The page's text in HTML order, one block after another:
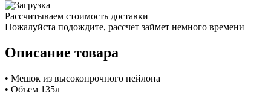
Рассчитываем стоимость доставки
Пожалуйста подождите, рассчет займет немного времени
Описание товара
• Мешок из высокопрочного нейлона
• Объем 135л